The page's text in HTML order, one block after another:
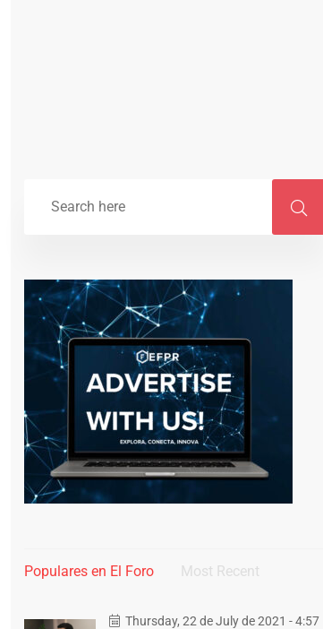
Populares en El Foro Most Recent
Thursday, 22 de July de 2021 - 4:57